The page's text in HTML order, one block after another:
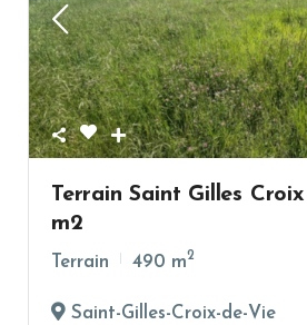
Terrain Saint Gilles
m2
Terrain 490 m2
Saint-Gilles-Croix-de-Vie